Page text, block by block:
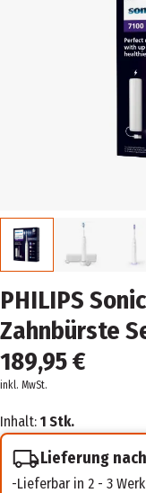
PHILIPS
Zahnbürste
189,95 €
inkl. MwSt.
Inhalt: 1 Stk.
Lieferung
Lieferbar in 2 - 3